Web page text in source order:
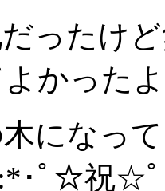
だったけ
かった
になっ
･ﾟ☆祝☆